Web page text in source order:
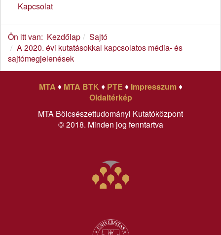
Kapcsolat
Ön itt van: Kezdőlap
Sajtó
A 2020. évi kutatásokkal kapcsolatos média- és
sajtómegjelenések
MTA ♦ MTA BTK ♦ PTE ♦ Impresszum♦
Oldaltérkép
MTA Bölcsészettudományi Kutatóközpont
© 2018. Minden jog fenntartva